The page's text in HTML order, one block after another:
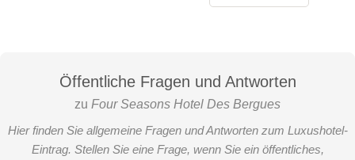
Öffentliche Fragen und Antworten
zu Four Seasons Hotel Des Bergues
Hier finden Sie allgemeine Fragen und Antworten zum Luxushotel-
Eintrag. Stellen Sie eine Frage, wenn Sie ein öffentliches,